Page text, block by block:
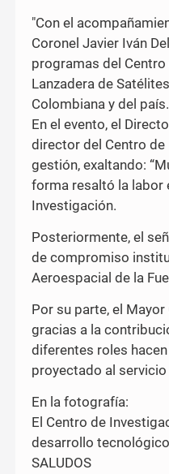
"Con el
Coronel Javier Iván
programas del
Lanzadera de
Colombiana y del país.
En el evento, el
director del Centro de
gestión, exaltando:
forma resaltó la labor
Investigación.
Posteriormente, el
de compromiso
Aeroespacial de la
Por su parte, el
gracias a la
diferentes roles
proyectado al
En la fotografía:
El Centro de
desarrollo tecnológico
SALUDOS